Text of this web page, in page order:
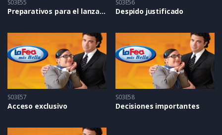
S03E55
Preparativos para el lanzamiento
S03E56
Despido justificado
S03E57
Acceso exclusivo
S03E58
Decisiones importantes